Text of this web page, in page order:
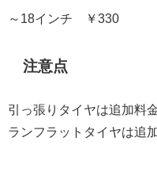
～18インチ ￥330
注意点
引っ張りタイヤは追加料
ランフラットタイヤは追